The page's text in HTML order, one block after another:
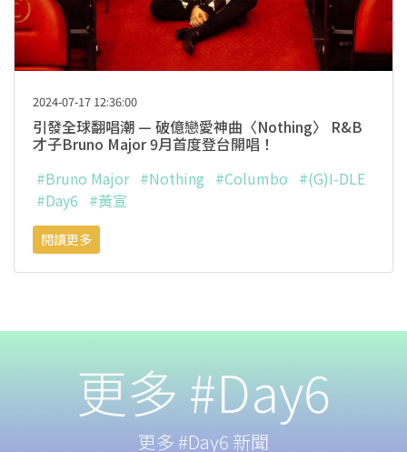
2024-07-17 12:36:00
引發全球翻唱潮 — 破億戀愛神曲〈Nothing〉 R&B
才子Bruno Major 9月首度登台開唱！
#Bruno Major #Nothing #Columbo #(G)I-DLE
#Day6 #黃宣
閱讀更多
更多 #Day6
更多 #Day6 新聞